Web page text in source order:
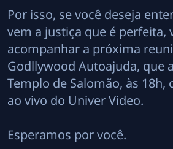
Por isso, se você deseja
vem a justiça que é perfeita,
acompanhar a próxima
Godllywood Autoajuda, que
Templo de Salomão, às
ao vivo do Univer Video.
Esperamos por você.